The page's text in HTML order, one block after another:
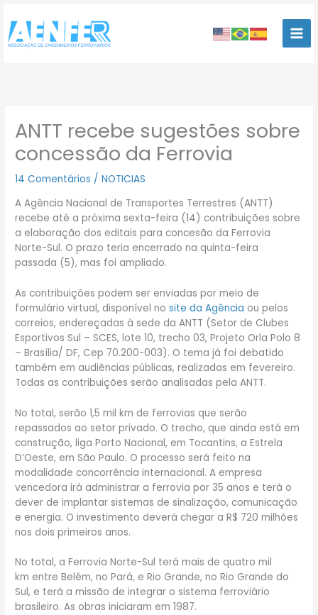
para
conteúdo
ANTT recebe sugestões sobre
concessão da Ferrovia
14 Comentários /NOTICIAS
A Agência Nacional de Transportes Terrestres (ANTT)
recebe até a próxima sexta-feira (14) contribuições sobre
a elaboração dos editais para concesão da Ferrovia
Norte-Sul. O prazo teria encerrado na quinta-feira
passada (5), mas foi ampliado.
As contribuições podem ser enviadas por meio de
formulário virtual, disponível nosite da Agência ou pelos
correios, endereçadas à sede da ANTT (Setor de Clubes
Esportivos Sul – SCES, lote 10, trecho 03, Projeto Orla Polo 8
– Brasília/ DF, Cep 70.200-003). O tema já foi debatido
também em audiências públicas, realizadas em fevereiro.
Todas as contribuições serão analisadas pela ANTT.
No total, serão 1,5 mil km de ferrovias que serão
repassados ao setor privado. O trecho, que ainda está em
construção, liga Porto Nacional, em Tocantins, a Estrela
D’Oeste, em São Paulo. O processo será feito na
modalidade concorrência internacional. A empresa
vencedora irá administrar a ferrovia por 35 anos e terá o
dever de implantar sistemas de sinalização, comunicação
e energia. O investimento deverá chegar a R$ 720 milhões
nos dois primeiros anos.
No total, a Ferrovia Norte-Sul terá mais de quatro mil
km entre Belém, no Pará, e Rio Grande, no Rio Grande do
Sul, e terá a missão de integrar o sistema ferroviário
brasileiro. As obras iniciaram em 1987.